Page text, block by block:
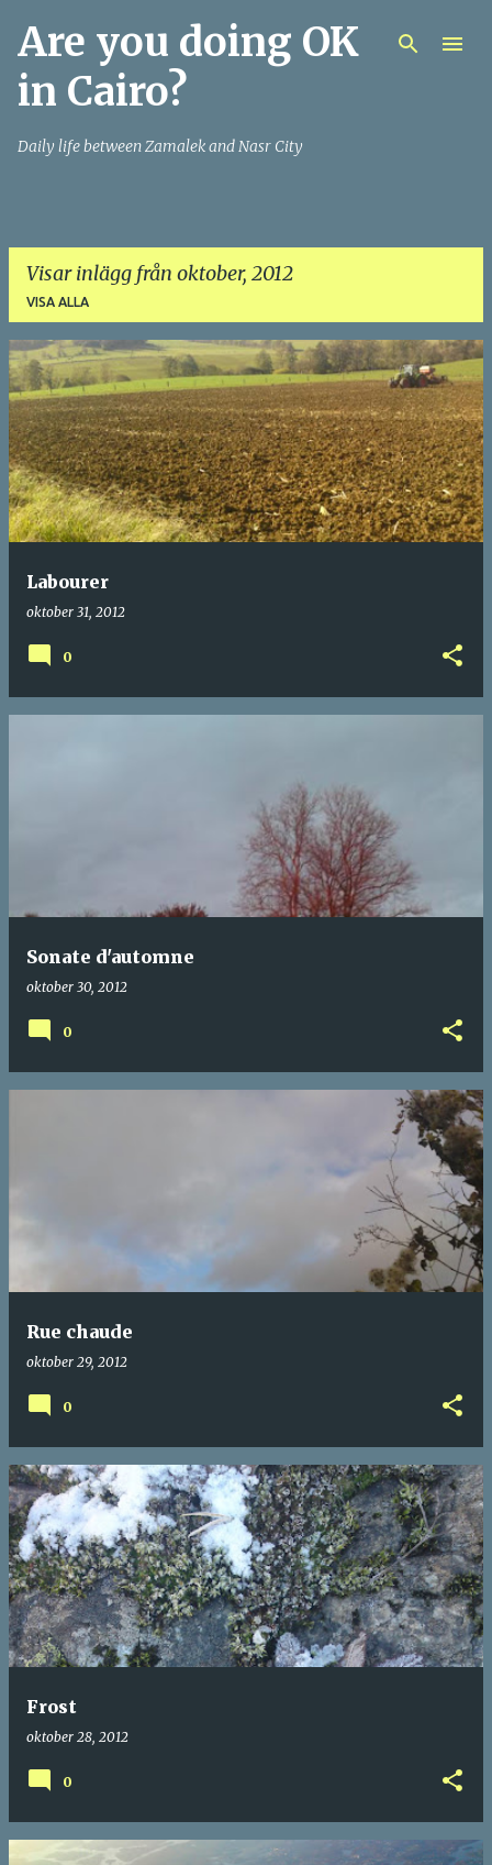
Fortsätt till huvudinnehåll
Are you doing OK
in Cairo?
Daily life between Zamalek and Nasr City
Visar inlägg från oktober, 2012
VISA ALLA
n
ä
g
g
Labourer
oktober 31, 2012
0
Sonate d'automne
oktober 30, 2012
0
Rue chaude
oktober 29, 2012
0
Frost
oktober 28, 2012
0